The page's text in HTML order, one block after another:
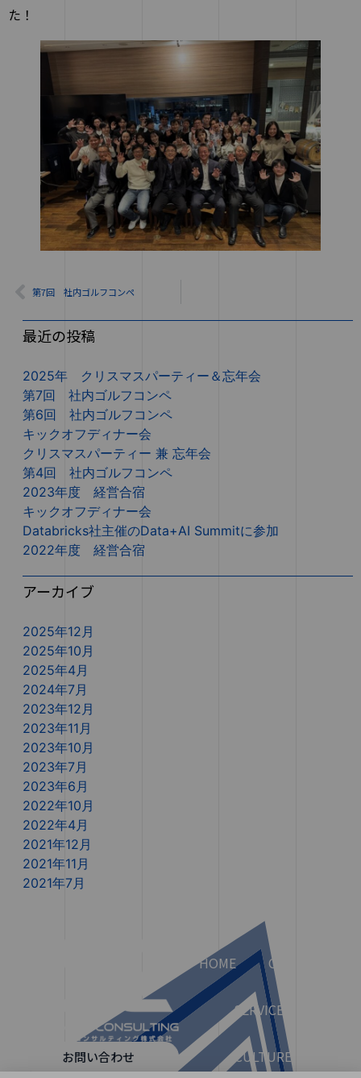
た！
第7回 社内ゴルフコンペ
最近の投稿
2025年 クリスマスパーティー＆忘年会
第7回 社内ゴルフコンペ
第6回 社内ゴルフコンペ
キックオフディナー会
クリスマスパーティー 兼 忘年会
第4回 社内ゴルフコンペ
2023年度 経営合宿
キックオフディナー会
Databricks社主催のData+AI Summitに参加
2022年度 経営合宿
アーカイブ
2025年12月
2025年10月
2025年4月
2024年7月
2023年12月
2023年11月
2023年10月
2023年7月
2023年6月
2022年10月
2022年4月
2021年12月
2021年11月
2021年7月
お問い合わせ
HOME COMPANY
SERVICES
CULTURE